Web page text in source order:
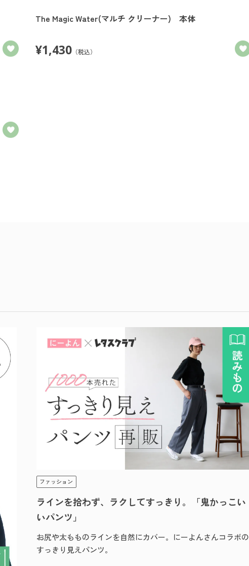
The Magic Water(マルチ クリーナー) 本体
¥1,430 （税込）
ファッション
ラインを拾わず、ラクしてすっきり。「鬼かっこい
いパンツ」
お尻や太もものラインを自然にカバー。にーよんさんコラボの
すっきり見えパンツ。